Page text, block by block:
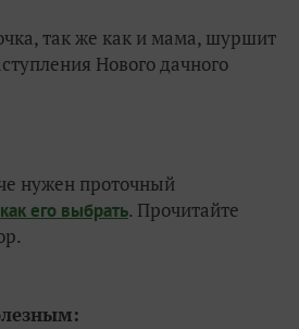
так же как и мама, шуршит
Нового дачного
нужен проточный
как его выбрать. Прочитайте